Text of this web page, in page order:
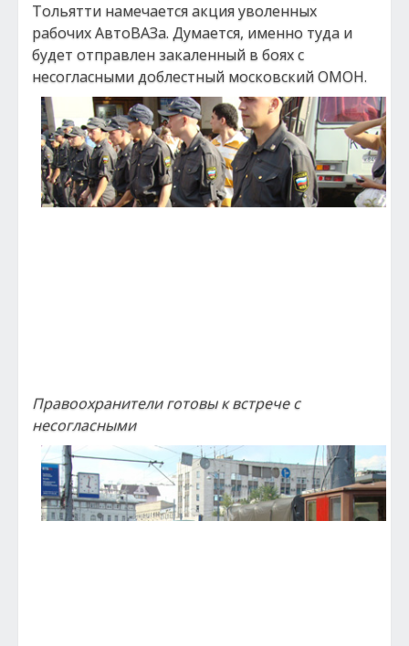
Тольятти намечается акция уволенных
рабочих АвтоВАЗа. Думается, именно туда и
будет отправлен закаленный в боях с
несогласными доблестный московский ОМОН.
Правоохранители готовы к встрече с
несогласными